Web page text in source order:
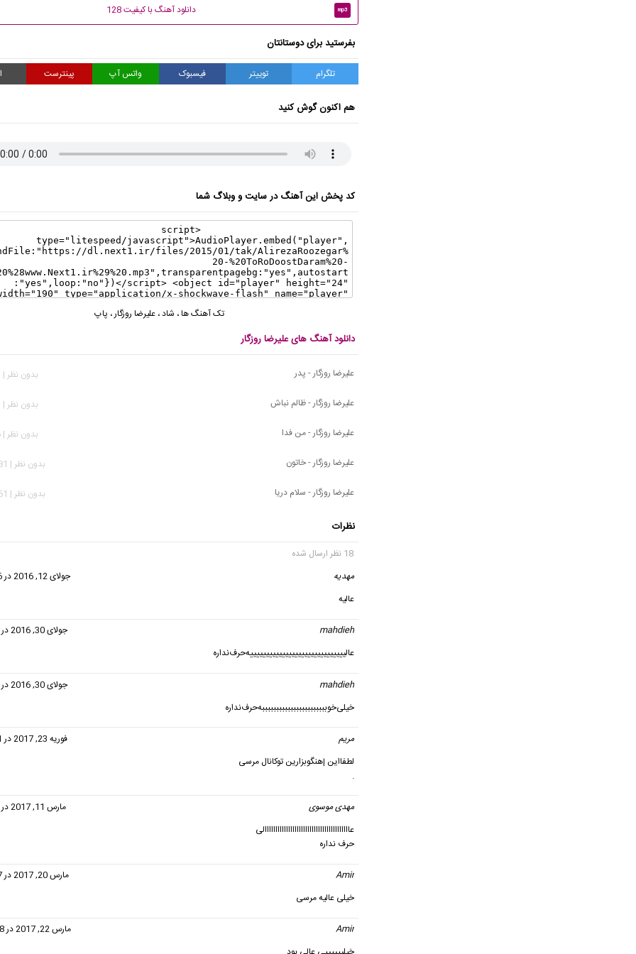
mp3 دانلود آهنگ با کیفیت 128
بفرستید برای دوستانتان
تلگرام توییتر فیسبوک واتس آپ پینترست
هم اکنون گوش کنید
کد پخش این آهنگ در سایت و وبلاگ شما
تک آهنگ ها، شاد،علیرضا روزگار، پاپ
دانلود آهنگ های علیرضا روزگار
علیرضا روزگار - پدر
بدون نظر | 423 بازدید
علیرضا روزگار - ظالم نباش
بدون نظر | 591 بازدید
علیرضا روزگار - من فدا
بدون نظر | 976 بازدید
علیرضا روزگار - خاتون
بدون نظر | 1,981 بازدید
علیرضا روزگار - سلام دریا
بدون نظر | 1,161 بازدید
نظرات
18 نظر ارسال شده
مهدیه
جولای 12, 2016 در 11:46 ق.ظ
عالیه
mahdieh
جولای 30, 2016 در 4:13 ب.ظ
عالییییییییییییییییییییییییییییییه‌حرف‌نداره‌
mahdieh
جولای 30, 2016 در 4:15 ب.ظ
خیلی‌خوبببببببببببببببببببببببه‌حرف‌نداره
مریم
فوریه 23, 2017 در 11:51 ق.ظ
لطفااین إهنگوبزارین توکانال مرسی
.
مهدی موسوی
مارس 11, 2017 در 2:00 ب.ظ
عاااااااااااااااااااااااااااااااااااااااالی
حرف نداره
Amir
مارس 20, 2017 در 11:27 ق.ظ
خیلی عالیه مرسی
Amir
مارس 22, 2017 در 12:48 ب.ظ